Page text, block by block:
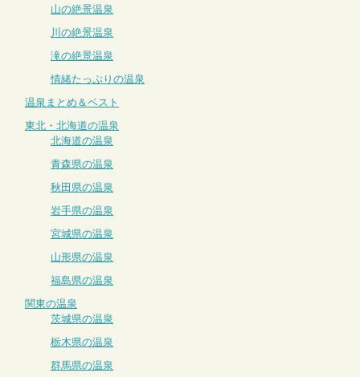
山の絶景温泉
川の絶景温泉
滝の絶景温泉
情緒たっぷりの温泉
温泉まとめ＆ベスト
東北・北海道の温泉
北海道の温泉
青森県の温泉
秋田県の温泉
岩手県の温泉
宮城県の温泉
山形県の温泉
福島県の温泉
関東の温泉
茨城県の温泉
栃木県の温泉
群馬県の温泉